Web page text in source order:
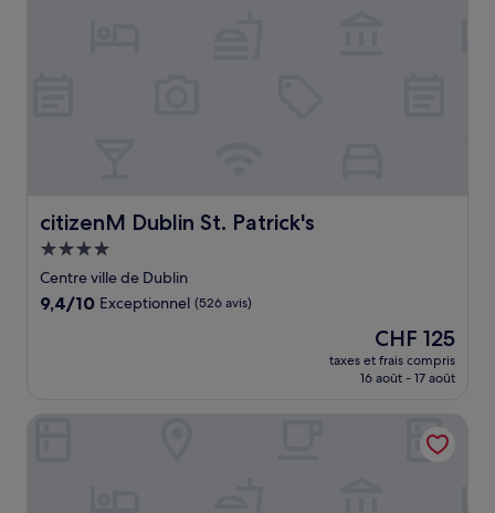
citizenM Dublin St. Patrick's
citizenM Dublin St. Patrick's
Hébergement
4.0 étoiles
Centre ville de Dublin
9.4
9,4/10 Exceptionnel (526 avis)
Le
nouveau
prix
CHF 125
CHF 125
taxes et frais compris
16 août - 17 août